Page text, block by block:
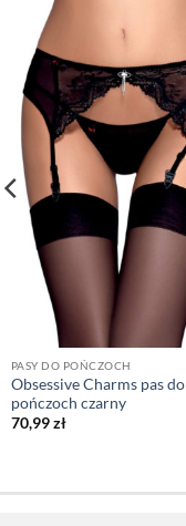
PASY DO POŃCZOCH
Obsessive Charms pas do
pończoch czarny
70,99zł